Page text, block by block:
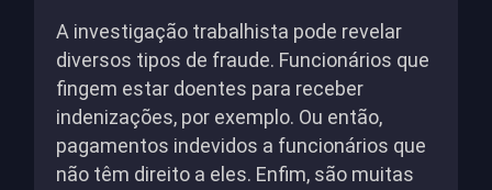
A investigação trabalhista pode revelar
diversos tipos de fraude. Funcionários que
fingem estar doentes para receber
indenizações, por exemplo. Ou então,
pagamentos indevidos a funcionários que
não têm direito a eles. Enfim, são muitas